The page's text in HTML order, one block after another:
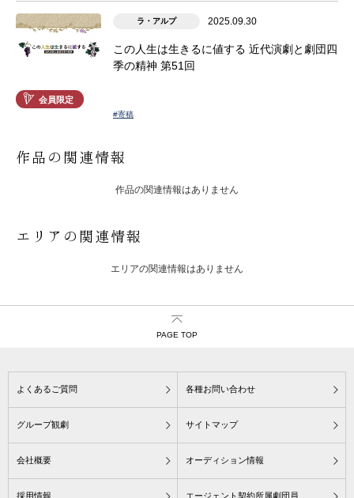
会員限定
ラ・アルプ 2025.09.30
この人生は生きるに値する 近代演劇と劇団四
季の精神 第51回
#寄稿
作品の関連情報
作品の関連情報はありません
エリアの関連情報
エリアの関連情報はありません
PAGE TOP
よくあるご質問 各種お問い合わせ
グループ観劇 サイトマップ
会社概要 オーディション情報
採用情報 エージェント契約所属劇団員